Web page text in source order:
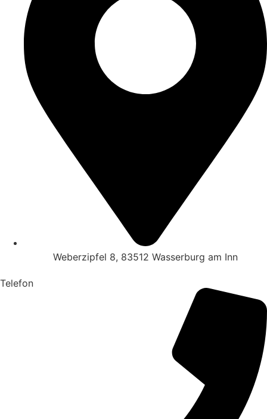
Weberzipfel 8, 83512 Wasserburg am Inn
Telefon